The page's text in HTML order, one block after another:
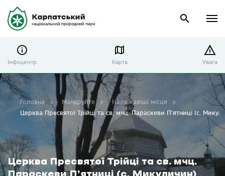
Інфоцентр Карта Увага
Церква Пресвятої Трійці та св. мчц.
Головна Мандруйте
Найцікавіші місця
Церква Пресвятої Трійці та св. мчц. Параскеви П’ятниці (с.